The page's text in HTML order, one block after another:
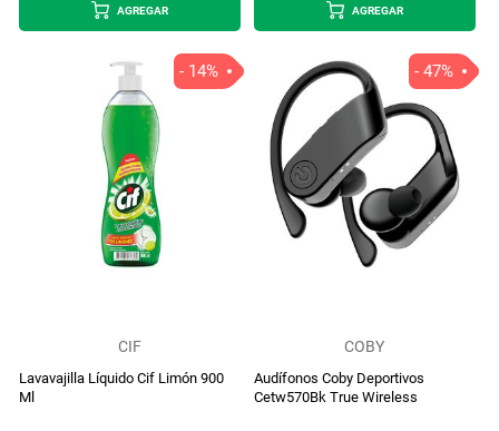
AGREGAR AGREGAR
CIF
Lavavajilla Líquido Cif Limón 900
Ml
- 14%
COBY
Audífonos Coby Deportivos
Cetw570Bk True Wireless
- 47%